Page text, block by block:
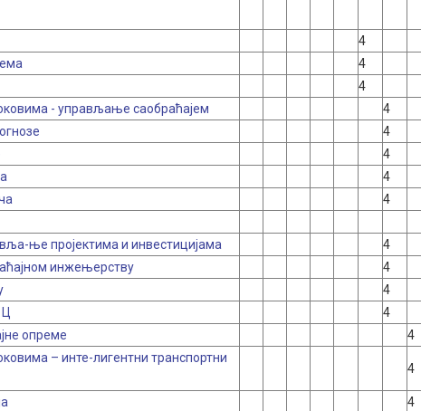
4
4
4
- управљање саобраћајем 4
4
4
4
4
ње пројектима и инвестицијама
4
инжењерству
4
4
Ц
4
опреме 4
– инте-лигентни транспортни
4
4